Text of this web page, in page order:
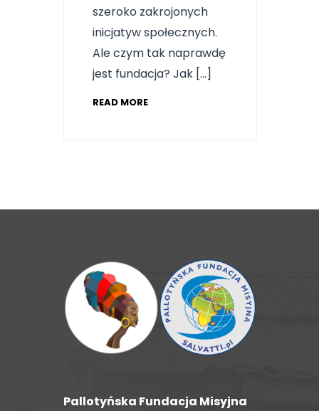
szeroko zakrojonych
inicjatyw społecznych.
Ale czym tak naprawdę
jest fundacja? Jak […]
READ MORE
Pallotyńska Fundacja Misyjna